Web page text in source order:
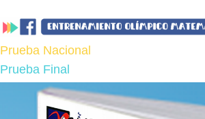
Prueba Nacional
Prueba Final